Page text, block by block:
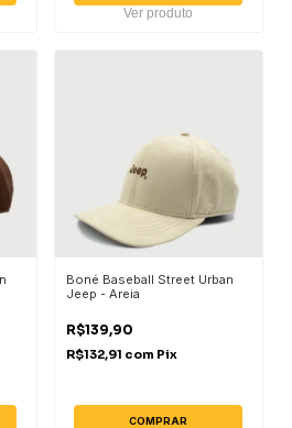
Ver produto
Boné Baseball Street Urban
Jeep - Areia
R$139,90
R$132,91 com Pix
COMPRAR